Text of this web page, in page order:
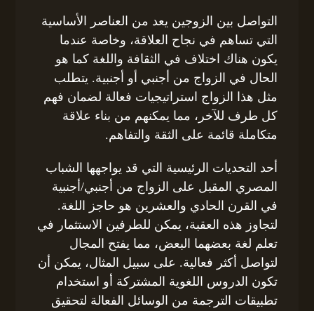
التواصل بين الزوجين يعد من العناصر الأساسية
التي تساهم في نجاح العلاقة، وخاصة عندما
يكون هناك اختلاف في الثقافة واللغة كما هو
الحال في الزواج من أجنبي أو أجنبية. يتطلب
مثل هذا الزواج استراتيجيات فعالة لضمان فهم
كل طرف للآخر، مما يمكنهم من بناء علاقة
متكاملة قائمة على الثقة والتفاهم.
أحد التحديات الرئيسية التي قد يواجهها الشباب
المصري المقبل على الزواج من أجنبي/أجنبية
في القرن الحادي والعشرين هو حاجز اللغة.
لتجاوز هذه العقبة، يمكن للطرفين الاستثمار في
تعلم لغة بعضهما البعض، مما يفتح المجال
لتواصل أكثر فعالية. على سبيل المثال، يمكن أن
تكون الدروس اللغوية المشتركة أو استخدام
تطبيقات الترجمة من الوسائل الفعالة لتحقيق